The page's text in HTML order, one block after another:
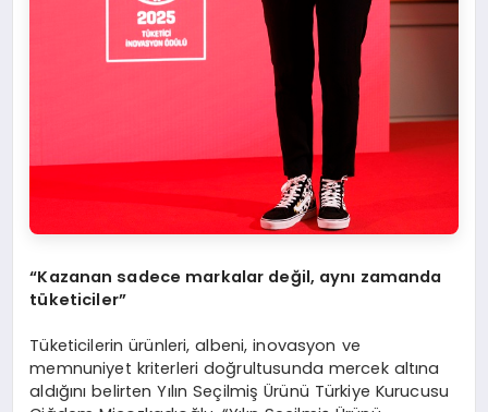
“Kazanan sadece markalar değil, aynı zamanda
tüketiciler”
Tüketicilerin ürünleri, albeni, inovasyon ve
memnuniyet kriterleri doğrultusunda mercek altına
aldığını belirten Yılın Seçilmiş Ürünü Türkiye Kurucusu